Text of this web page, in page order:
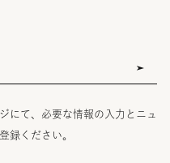
にて、必要な情報の入力とニュ
録ください。